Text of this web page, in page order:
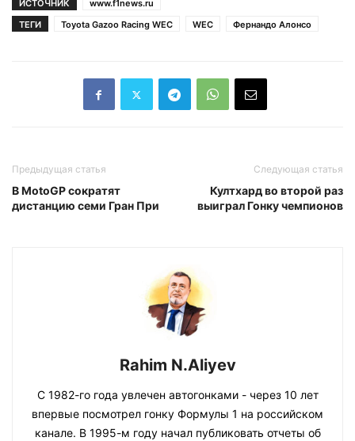
ИСТОЧНИК
www.f1news.ru
ТЕГИ
Toyota Gazoo Racing WEC WEC Фернандо Алонсо
Предыдущая статья
В MotoGP сократят
дистанцию семи Гран При
Следующая статья
Култхард во второй раз
выиграл Гонку чемпионов
Rahim N.Aliyev
С 1982-го года увлечен автогонками - через 10 лет
впервые посмотрел гонку Формулы 1 на российском
канале. В 1995-м году начал публиковать отчеты об